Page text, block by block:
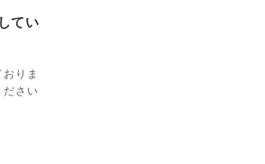
てい
りま
ださい